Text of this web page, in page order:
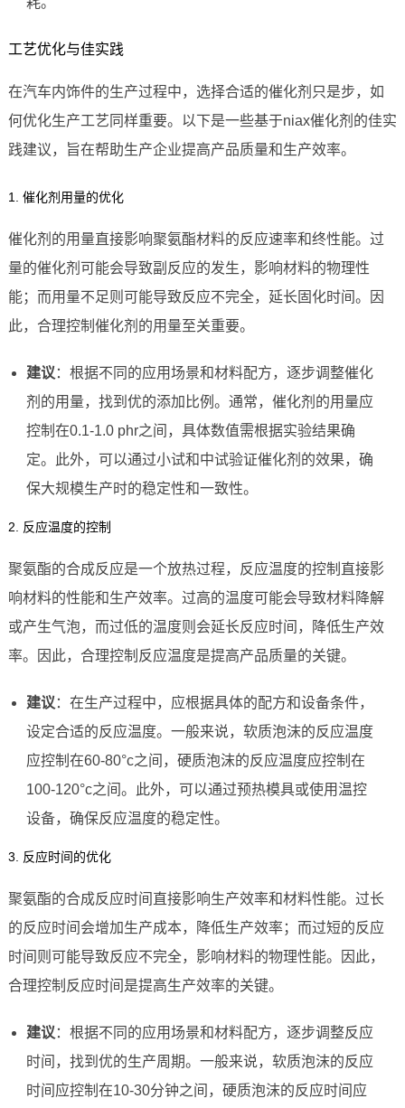
工艺优化与佳实践
在汽车内饰件的生产过程中，选择合适的催化剂只是步，如
何优化生产工艺同样重要。以下是一些基于niax催化剂的佳实
践建议，旨在帮助生产企业提高产品质量和生产效率。
1. 催化剂用量的优化
催化剂的用量直接影响聚氨酯材料的反应速率和终性能。过
量的催化剂可能会导致副反应的发生，影响材料的物理性
能；而用量不足则可能导致反应不完全，延长固化时间。因
此，合理控制催化剂的用量至关重要。
建议 ：根据不同的应用场景和材料配方，逐步调整催化
剂的用量，找到优的添加比例。通常，催化剂的用量应
控制在0.1-1.0 phr之间，具体数值需根据实验结果确
定。此外，可以通过小试和中试验证催化剂的效果，确
保大规模生产时的稳定性和一致性。
2. 反应温度的控制
聚氨酯的合成反应是一个放热过程，反应温度的控制直接影
响材料的性能和生产效率。过高的温度可能会导致材料降解
或产生气泡，而过低的温度则会延长反应时间，降低生产效
率。因此，合理控制反应温度是提高产品质量的关键。
建议 ：在生产过程中，应根据具体的配方和设备条件，
设定合适的反应温度。一般来说，软质泡沫的反应温度
应控制在60-80°c之间，硬质泡沫的反应温度应控制在
100-120°c之间。此外，可以通过预热模具或使用温控
设备，确保反应温度的稳定性。
3. 反应时间的优化
聚氨酯的合成反应时间直接影响生产效率和材料性能。过长
的反应时间会增加生产成本，降低生产效率；而过短的反应
时间则可能导致反应不完全，影响材料的物理性能。因此，
合理控制反应时间是提高生产效率的关键。
建议 ：根据不同的应用场景和材料配方，逐步调整反应
时间，找到优的生产周期。一般来说，软质泡沫的反应
时间应控制在10-30分钟之间，硬质泡沫的反应时间应